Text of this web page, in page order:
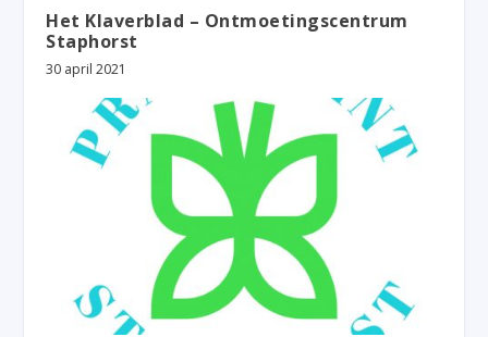
Het Klaverblad – Ontmoetingscentrum
Staphorst
30 april 2021